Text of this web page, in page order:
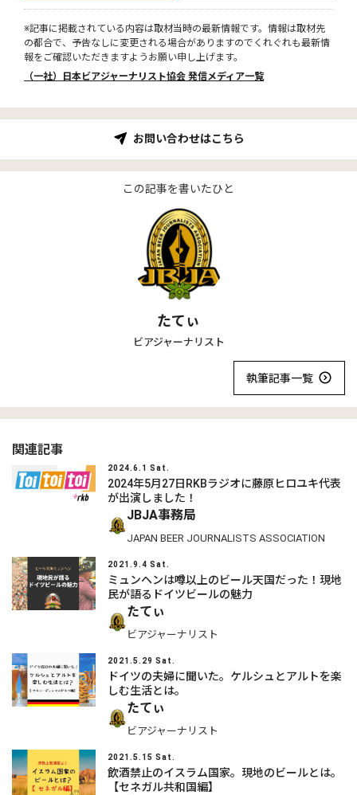
※記事に掲載されている内容は取材当時の最新情報です。情報は取材先
の都合で、予告なしに変更される場合がありますのでくれぐれも最新情
報をご確認いただきますようお願い申し上げます。
（一社）日本ビアジャーナリスト協会 発信メディア一覧
お問い合わせはこちら
この記事を書いたひと
たてぃ
ビアジャーナリスト
執筆記事一覧
関連記事
2024.6.1 Sat.
2024年5月27日RKBラジオに藤原ヒロユキ代表
が出演しました！
JBJA事務局
JAPAN BEER JOURNALISTS ASSOCIATION
2021.9.4 Sat.
ミュンヘンは噂以上のビール天国だった！現地
民が語るドイツビールの魅力
たてぃ
ビアジャーナリスト
2021.5.29 Sat.
ドイツの夫婦に聞いた。ケルシュとアルトを楽
しむ生活とは。
たてぃ
ビアジャーナリスト
2021.5.15 Sat.
飲酒禁止のイスラム国家。現地のビールとは。
【セネガル共和国編】